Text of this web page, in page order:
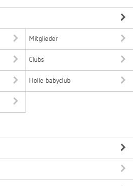
Mitglieder
Clubs
Holle babyclub